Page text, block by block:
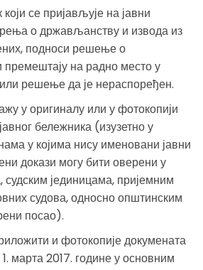
се пријављује на јавни
о држављанству и извода из
подноси решење о
на радно место у
решење да је нераспоређен.
у оригиналу или у фотокопији
бележника (изузетно у
у којима нису именовани јавни
докази могу бити оверени у
јединицама, пријемним
судова, односно општинским
посао).
и фотокопије докумената
марта 2017. године у основним